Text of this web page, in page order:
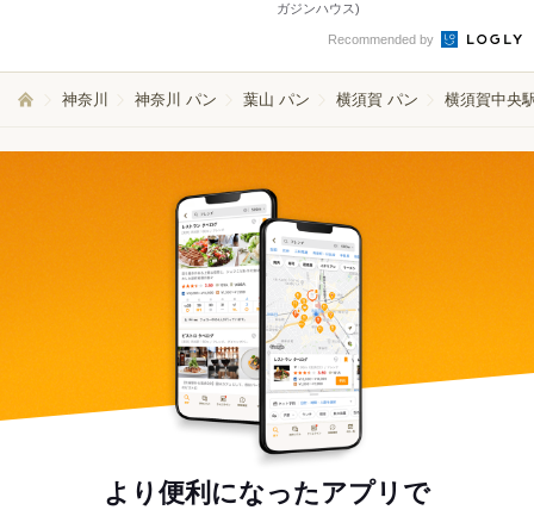
ガジンハウス)
Recommended by
神奈川 神奈川 パン 葉山 パン 横須賀 パン 横須賀中央
より便利になったアプリで